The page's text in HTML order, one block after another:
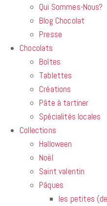
Qui Sommes-Nous?
Blog Chocolat
Presse
Chocolats
Boîtes
Tablettes
Créations
Pâte à tartiner
Spécialités locales
Collections
Halloween
Noël
Saint valentin
Pâques
les petites